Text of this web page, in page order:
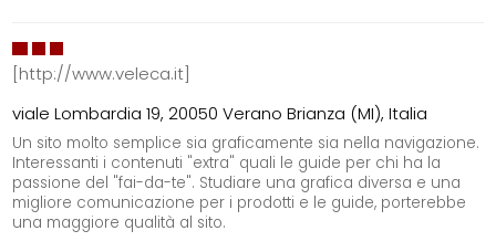
[http://www.veleca.it]
viale Lombardia 19, 20050 Verano Brianza (MI), Italia
Un sito molto semplice sia graficamente sia nella navigazione.
Interessanti i contenuti "extra" quali le guide per chi ha la
passione del "fai-da-te". Studiare una grafica diversa e una
migliore comunicazione per i prodotti e le guide, porterebbe
una maggiore qualità al sito.